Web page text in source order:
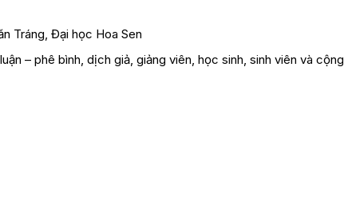
Tráng, Đại học Hoa Sen
– phê bình, dịch giả, giảng viên, học sinh, sinh viên và cộng